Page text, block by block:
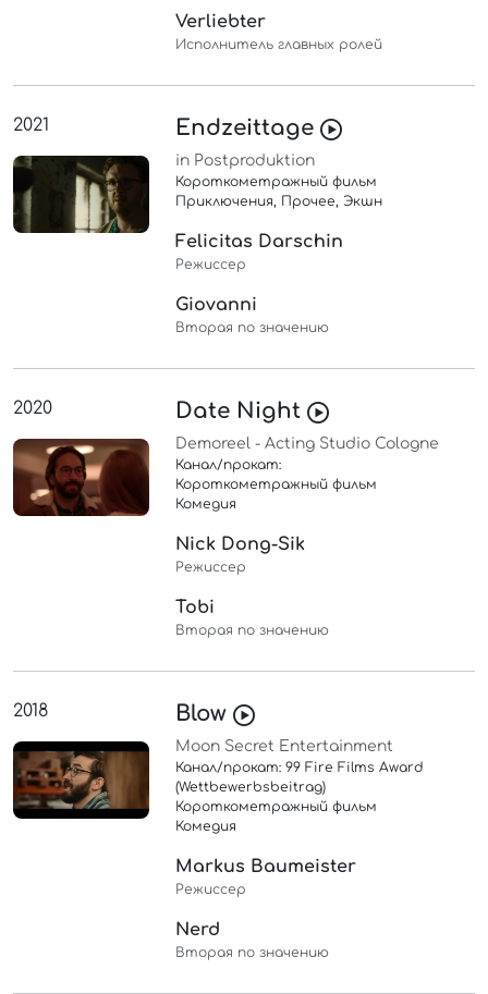
Verliebter
Исполнитель главных ролей
2021 Endzeittage
in Postproduktion
Короткометражный фильм
Приключения, Прочее, Экшн
Felicitas Darschin
Режиссер
Giovanni
Вторая по значению
2020 Date Night
Demoreel - Acting Studio Cologne
Канал/прокат:
Короткометражный фильм
Комедия
Nick Dong-Sik
Режиссер
Tobi
Вторая по значению
2018 Blow
Moon Secret Entertainment
Канал/прокат: 99 Fire Films Award
(Wettbewerbsbeitrag)
Короткометражный фильм
Комедия
Markus Baumeister
Режиссер
Nerd
Вторая по значению